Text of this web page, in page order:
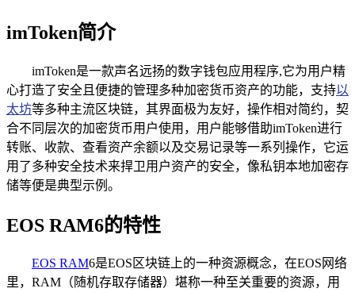
imToken简介
imToken是一款声名远扬的数字钱包应用程序,它为用户精
心打造了安全且便捷的管理多种加密货币资产的功能，支持以
太坊等多种主流区块链，其界面极为友好，操作相对简约，契
合不同层次的加密货币用户使用，用户能够借助imToken进行
转账、收款、查看资产余额以及交易记录等一系列操作，它运
用了多种安全技术来捍卫用户资产的安全，像私钥本地加密存
储等便是典型示例。
EOS RAM6的特性
EOS RAM6是EOS区块链上的一种资源概念，在EOS网络
里，RAM（随机存取存储器）堪称一种至关重要的资源，用